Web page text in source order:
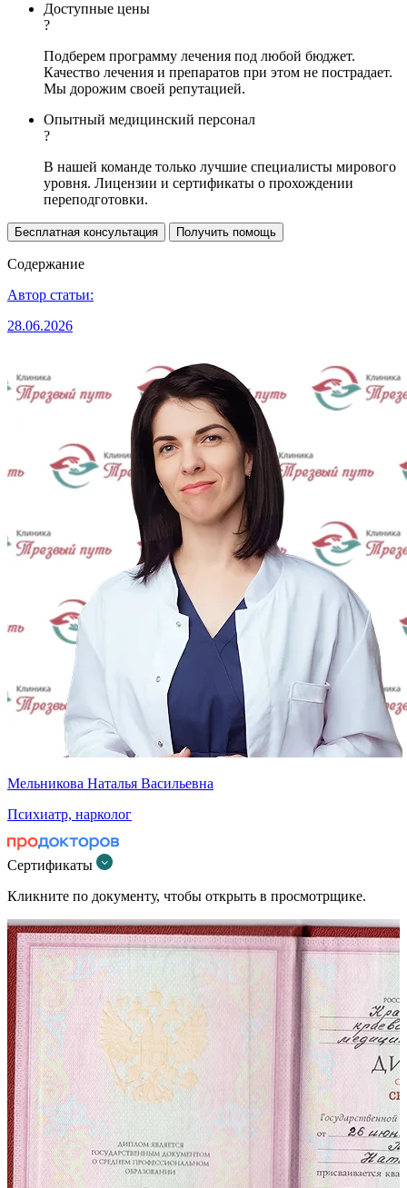
Доступные цены
?
Подберем программу лечения под любой бюджет.
Качество лечения и препаратов при этом не пострадает.
Мы дорожим своей репутацией.
Опытный медицинский персонал
?
В нашей команде только лучшие специалисты мирового
уровня. Лицензии и сертификаты о прохождении
переподготовки.
Бесплатная консультация Получить помощь
Содержание
Автор статьи:
28.06.2026
Мельникова Наталья Васильевна
Психиатр, нарколог
Сертификаты
Кликните по документу, чтобы открыть в просмотрщике.